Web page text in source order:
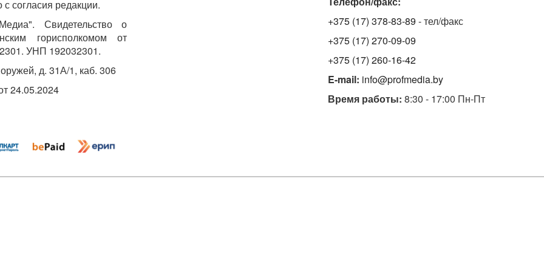
согласия редакции.
Свидетельство о
горисполкомом от
УНП 192032301.
д. 31А/1, каб. 306
24.05.2024
+375 (17) 378-83-89 - тел/факс
+375 (17) 270-09-09
+375 (17) 260-16-42
E-mail: info@profmedia.by
Время работы: 8:30 - 17:00 Пн-Пт